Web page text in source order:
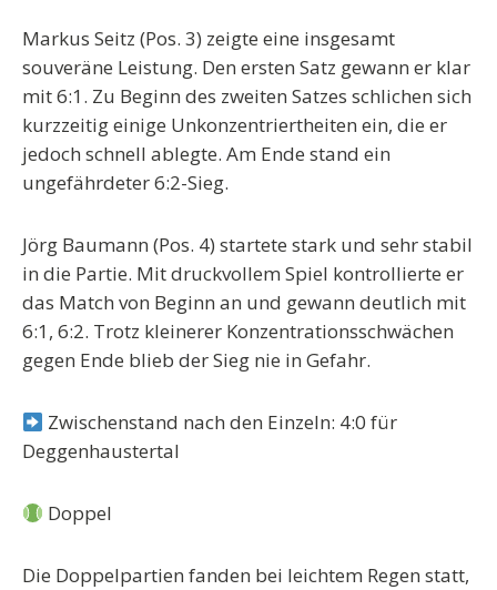
Markus Seitz (Pos. 3) zeigte eine insgesamt
souveräne Leistung. Den ersten Satz gewann er klar
mit6:1. Zu Beginn des zweiten Satzes schlichen sich
kurzzeitig einige Unkonzentriertheiten ein, die er
jedoch schnell ablegte. Am Ende stand ein
ungefährdeter6:2-Sieg.
Jörg Baumann (Pos. 4) startete stark und sehr stabil
in die Partie. Mit druckvollem Spiel kontrollierte er
das Match von Beginn an und gewann deutlich mit
6:1, 6:2. Trotz kleinerer Konzentrationsschwächen
gegen Ende blieb der Sieg nie in Gefahr.
Zwischenstand nach den Einzeln: 4:0 für
Deggenhaustertal
Doppel
Die Doppelpartien fanden bei leichtem Regen statt,